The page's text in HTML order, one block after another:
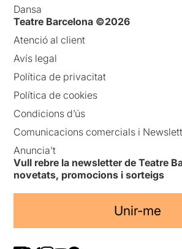
Dansa
Teatre Barcelona ©2026
Atenció al client
Avís legal
Política de privacitat
Política de cookies
Condicions d’ús
Comunicacions comercials i
Anuncia’t
Vull rebre la newsletter de Teatre
novetats, promocions i sorteigs
Unir-me